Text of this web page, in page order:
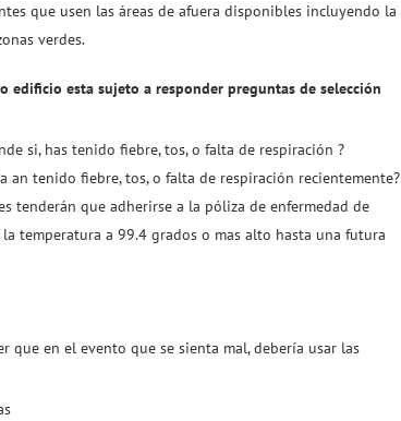
que usen las áreas de afuera disponibles incluyendo la
verdes.
edificio esta sujeto a responder preguntas de selección
si, has tenido fiebre, tos, o falta de respiración ?
an tenido fiebre, tos, o falta de respiración recientemente?
tenderán que adherirse a la póliza de enfermedad de
temperatura a 99.4 grados o mas alto hasta una futura
que en el evento que se sienta mal, debería usar las